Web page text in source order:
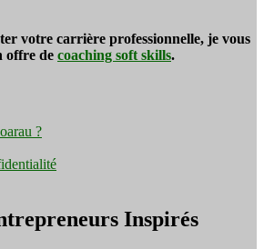
votre carrière professionnelle, je vous
offre de coaching soft skills.
?
Inspirés